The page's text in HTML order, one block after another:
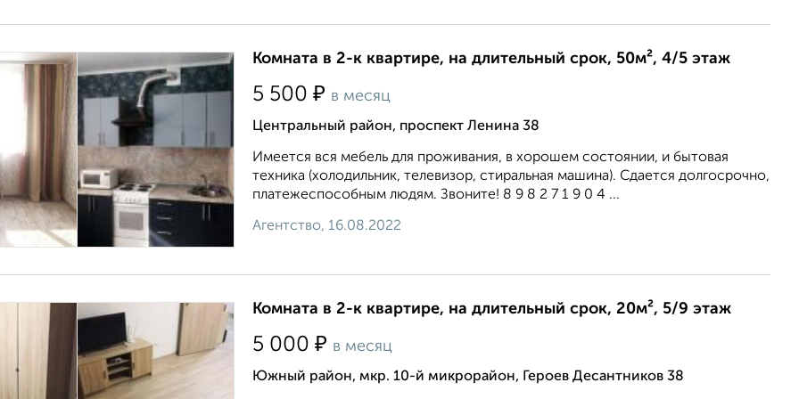
Комната в 2-к квартире, на длительный срок, 50м², 4/5 этаж
5 500 ₽ в месяц
Центральный район, проспект Ленина 38
Имеется вся мебель для проживания, в хорошем состоянии, и бытовая
техника (холодильник, телевизор, стиральная машина). Сдается долгосрочно,
платежеспособным людям. Звоните! 8 9 8 2 7 1 9 0 4 ...
Агентство, 16.08.2022
Комната в 2-к квартире, на длительный срок, 20м², 5/9 этаж
5 000 ₽ в месяц
Южный район, мкр. 10-й микрорайон, Героев Десантников 38